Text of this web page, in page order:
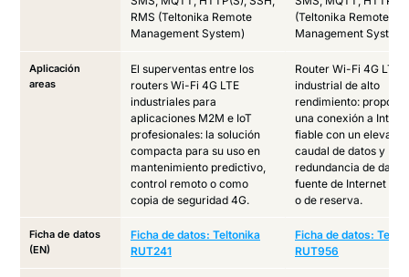
RMS (Teltonika Remote
Management System)
(Teltonika Remote
Management System)
Aplicación
areas
El superventas entre los
routers Wi-Fi 4G LTE
industriales para
aplicaciones M2M e IoT
profesionales: la solución
compacta para su uso en
mantenimiento predictivo,
control remoto o como
copia de seguridad 4G.
Router Wi-Fi 4G LTE
industrial de alto
rendimiento:
una conexión a
fiable con un elevado
caudal de datos y
redundancia de
fuente de Internet
o de reserva.
Ficha de datos
(EN)
Ficha de datos: Teltonika
RUT241
Ficha de datos:
RUT956